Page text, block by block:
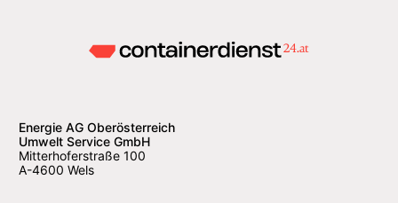
Energie AG Oberösterreich
Umwelt Service GmbH
Mitterhoferstraße 100
A-4600 Wels